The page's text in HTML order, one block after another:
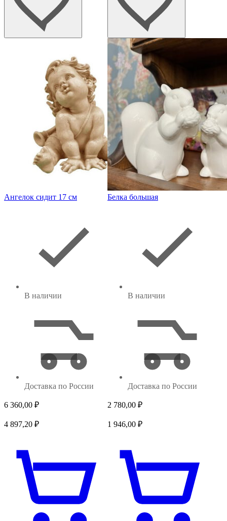
Ангелок сидит 17 см
В наличии
Доставка по России
6 360,00 ₽
4 897,20 ₽
Белка большая
В наличии
Доставка по России
2 780,00 ₽
1 946,00 ₽